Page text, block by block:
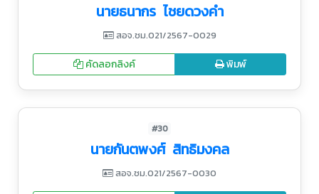
นายธนากร ไชยดวงคำ
สอจ.ชม.021/2567-0029
คัดลอกลิงค์ พิมพ์
#30
นายกันตพงศ์ สิทธิมงคล
สอจ.ชม.021/2567-0030